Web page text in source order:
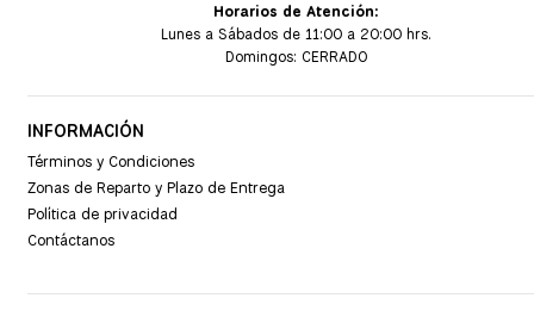
Horarios de Atención:
Lunes a Sábados de 11:00 a 20:00 hrs.
Domingos: CERRADO
INFORMACIÓN
Términos y Condiciones
Zonas de Reparto y Plazo de Entrega
Política de privacidad
Contáctanos